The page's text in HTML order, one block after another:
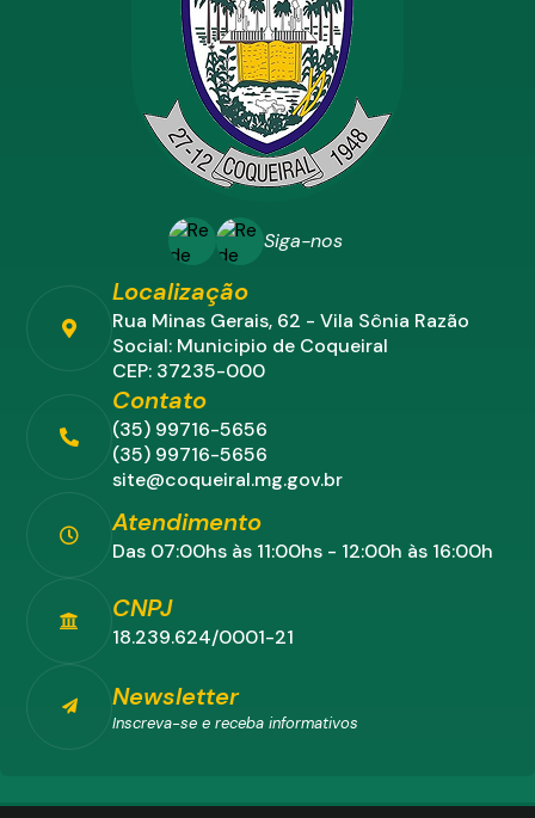
Siga-nos
Localização
Rua Minas Gerais, 62 - Vila Sônia Razão
Social: Municipio de Coqueiral
CEP: 37235-000
Contato
(35) 99716-5656
(35) 99716-5656
site@coqueiral.mg.gov.br
Atendimento
Das 07:00hs às 11:00hs - 12:00h às 16:00h
CNPJ
18.239.624/0001-21
Newsletter
Inscreva-se e receba informativos